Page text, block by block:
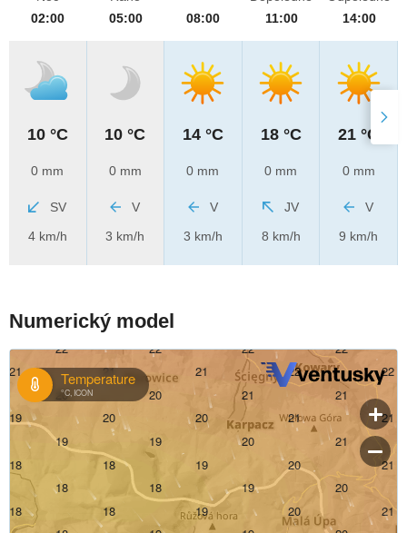
02:00
10 °C
0 mm
SV
4 km/h
05:00
10 °C
0 mm
V
3 km/h
08:00
14 °C
0 mm
V
3 km/h
11:00
18 °C
0 mm
JV
8 km/h
14:00
21 °C
0 mm
V
9 km/h
Numerický model